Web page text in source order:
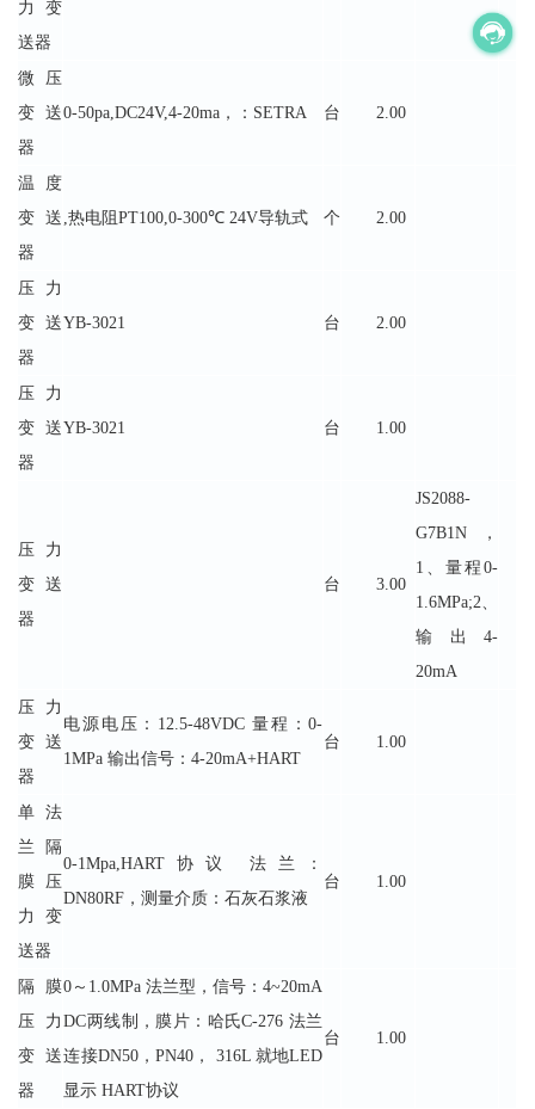
力变
送器
微压
变送
器
0-50pa,DC24V,4-20ma，：SETRA 台 2.00
温度
变送
器
,热电阻PT100,0-300℃ 24V导轨式 个 2.00
压力
变送
器
YB-3021 台 2.00
压力
变送
器
YB-3021 台 1.00
压力
变送
器
台 3.00
JS2088-
G7B1N，
1、量程0-
1.6MPa;2、
输出4-
20mA
压力
变送
器
电源电压：12.5-48VDC 量程：0-
1MPa 输出信号：4-20mA+HART
台 1.00
单法
兰隔
膜压
力变
送器
0-1Mpa,HART协议 法兰：
DN80RF，测量介质：石灰石浆液
台 1.00
隔膜
压力
变送
器
0～1.0MPa 法兰型，信号：4~20mA
DC两线制，膜片：哈氏C-276 法兰
连接DN50，PN40， 316L 就地LED
显示 HART协议
台 1.00